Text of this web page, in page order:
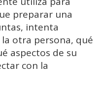
preparar una
intenta
otra persona, qué
aspectos de su
con la